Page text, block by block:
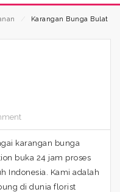
Karangan Bunga Bulat
karangan bunga
buka 24 jam proses
Indonesia. Kami adalah
di dunia florist